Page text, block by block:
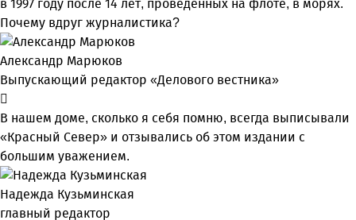
в 1997 году после 14 лет, проведенных на флоте, в морях.
Почему вдруг журналистика?
Александр Марюков
Выпускающий редактор «Делового вестника»
В нашем доме, сколько я себя помню, всегда выписывали
«Красный Север» и отзывались об этом издании с
большим уважением.
Надежда Кузьминская
главный редактор